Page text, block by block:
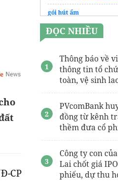
CP
gói hút ẩm
Celadon City Tân Phú
Dự ánEmerald Garden
ĐỌC NHIỀU
Thông báo về
thông tin tổ
toàn, vệ sinh
PVcomBank
đồng từ kênh
thềm đưa cổ
Công ty con
Lai chốt giá
phiếu, dự thu